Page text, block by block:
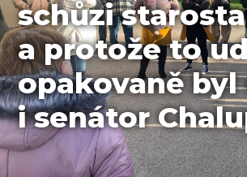
schůzi
a protože to
opakovaně
i senátor